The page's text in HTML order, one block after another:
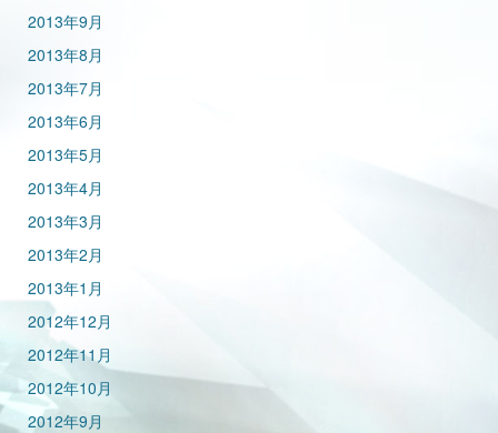
2013年9月
2013年8月
2013年7月
2013年6月
2013年5月
2013年4月
2013年3月
2013年2月
2013年1月
2012年12月
2012年11月
2012年10月
2012年9月